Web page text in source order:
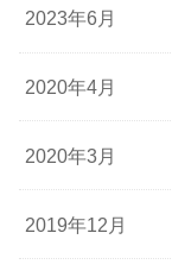
2023年6月
2020年4月
2020年3月
2019年12月